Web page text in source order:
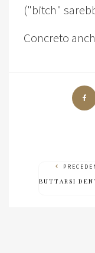
("bitch"
Concreto
BUTTARSI